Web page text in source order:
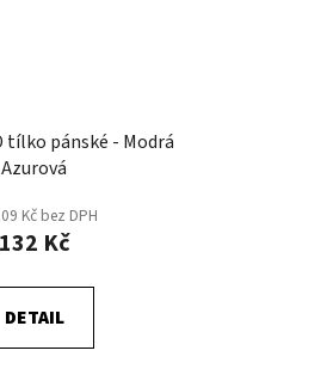
tílko pánské - Modrá
Azurová
Kč bez DPH
132 Kč
DETAIL